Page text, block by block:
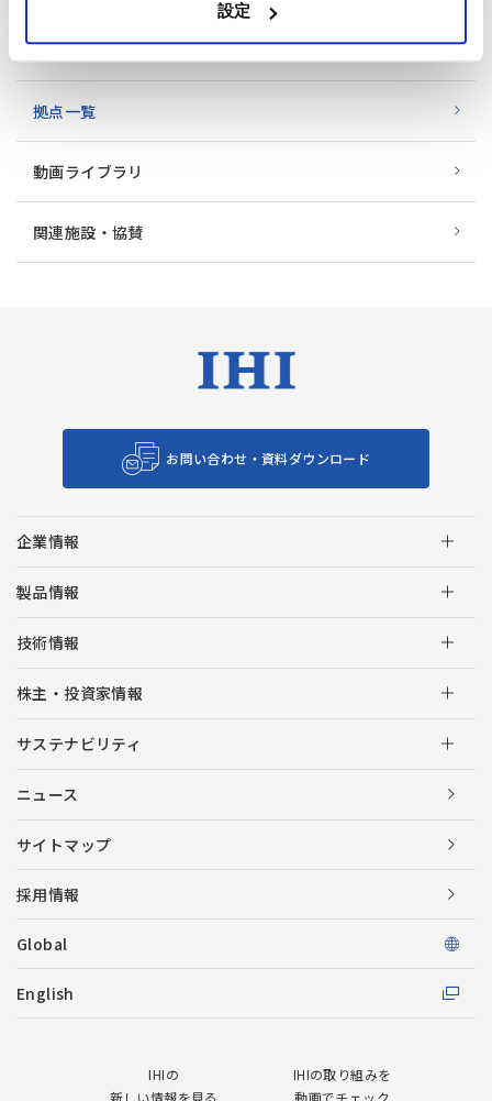
設定
組織図
拠点一覧
動画ライブラリ
関連施設・協賛
お問い合わせ・資料ダウンロード
企業情報
製品情報
技術情報
株主・投資家情報
サステナビリティ
ニュース
サイトマップ
採用情報
Global
English
IHIの
新しい情報を見る
IHIの取り組みを
動画でチェック